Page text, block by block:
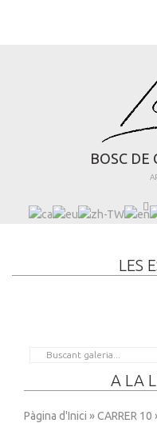
BOSC DE
LES
A LA
Pàgina d'Inici »CARRER 10